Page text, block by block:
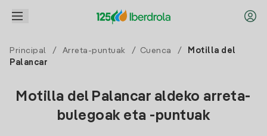
Principal / Arreta-puntuak / Cuenca /
Motilla del
Palancar
Motilla del Palancar aldeko arreta-
bulegoak eta -puntuak